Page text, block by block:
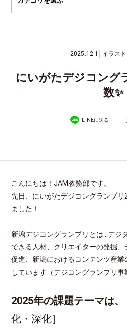
2025.12.1 イラス
にいがたデジコング
数✨
LINEに送る
こんにちは！JAM教務部です。
先日、にいがたデジコングランプ
ました！
新潟デジコングランプリとは…デジ
できる人材、クリエイターの発掘
促進、新潟におけるコンテンツ産
しています（デジコングランプリ事
2025年の課題テーマは、
化・深化］